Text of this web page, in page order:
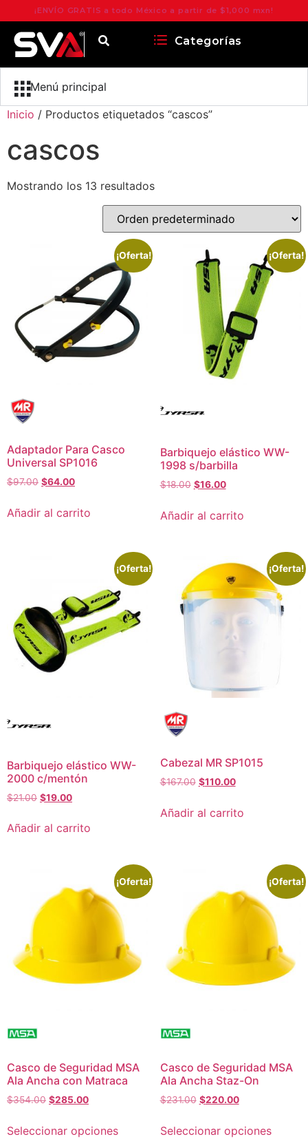
¡ENVÍO GRATIS a todo México a partir de $1,000 mxn!
Categorías
Menú principal
Inicio / Productos etiquetados “cascos”
cascos
Mostrando los 13 resultados
¡Oferta!
Adaptador Para Casco
Universal SP1016
$97.00 $64.00
Añadir al carrito
¡Oferta!
Barbiquejo elástico WW-
1998 s/barbilla
$18.00 $16.00
Añadir al carrito
¡Oferta!
Barbiquejo elástico WW-
2000 c/mentón
$21.00 $19.00
Añadir al carrito
¡Oferta!
Cabezal MR SP1015
$167.00 $110.00
Añadir al carrito
¡Oferta!
Casco de Seguridad MSA
Ala Ancha con Matraca
$354.00 $285.00
Seleccionar opciones
¡Oferta!
Casco de Seguridad MSA
Ala Ancha Staz-On
$231.00 $220.00
Seleccionar opciones